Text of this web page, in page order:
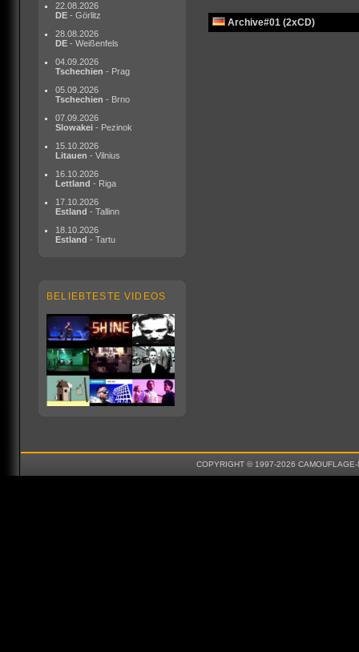
22.08.2026
DE - Görlitz
28.08.2026
DE - Weißenfels
04.09.2026
Tschechien - Prag
05.09.2026
Tschechien - Brno
07.09.2026
Slowakei - Pezinok
15.10.2026
Litauen - Vilnius
16.10.2026
Lettland - Riga
17.10.2026
Estland - Tallinn
18.10.2026
Estland - Tartu
BELIEBTESTE VIDEOS
Archive#01 (2xCD)
COPYRIGHT © 1997-2026 CAMOUFLAGE-